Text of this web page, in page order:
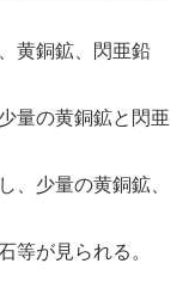
黄銅鉱、閃亜鉛
量の黄銅鉱と閃亜
、少量の黄銅鉱、
等が見られる。